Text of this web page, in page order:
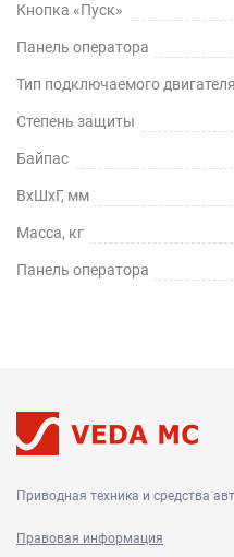
Кнопка «Пуск»
Панель оператора
Тип подключаемого двигателя
Степень защиты
Байпас
ВхШхГ, мм
Масса, кг
Панель оператора
Приводная техника и средства
Правовая информация